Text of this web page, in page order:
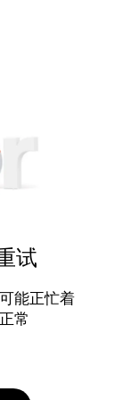
试
能正忙着
常